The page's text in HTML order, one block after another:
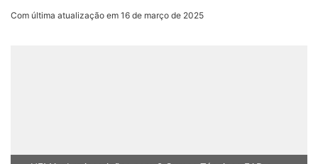
Com última atualização em 16 de março de 2025